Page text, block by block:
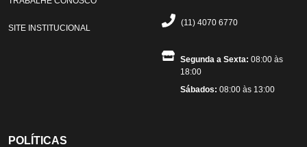
SITE INSTITUCIONAL
(11) 4070 6770
Segunda a Sexta: 08:00 às
18:00
Sábados: 08:00 às 13:00
POLÍTICAS